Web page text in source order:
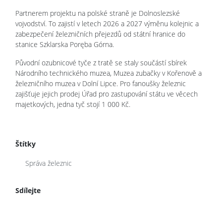
Partnerem projektu na polské straně je Dolnoslezské
vojvodství. To zajistí v letech 2026 a 2027 výměnu kolejnic a
zabezpečení železničních přejezdů od státní hranice do
stanice Szklarska Poręba Górna.
Původní ozubnicové tyče z tratě se staly součástí sbírek
Národního technického muzea, Muzea zubačky v Kořenově a
železničního muzea v Dolní Lipce. Pro fanoušky železnic
zajišťuje jejich prodej Úřad pro zastupování státu ve věcech
majetkových, jedna tyč stojí 1 000 Kč.
Štítky
Správa železnic
Sdílejte